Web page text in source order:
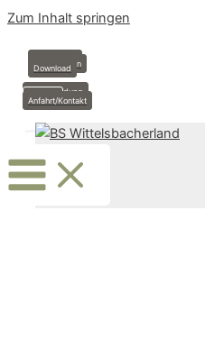
Zum Inhalt springen
Stundenplan
Download
Krankmeldung
Termine
Anfahrt/Kontakt